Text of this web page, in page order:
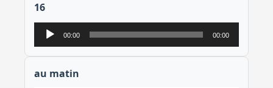
16
Lecteur
audio
00:00 00:00
au matin